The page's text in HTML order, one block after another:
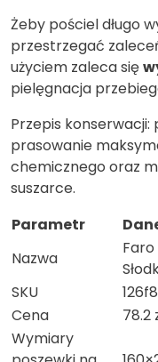
Żeby pościel długo
przestrzegać
użyciem zaleca się
pielęgnacja
Przepis konserwacji:
prasowanie
chemicznego oraz
suszarce.
Parametr
Nazwa
Faro
SKU
Cena
78.2
Wymiary